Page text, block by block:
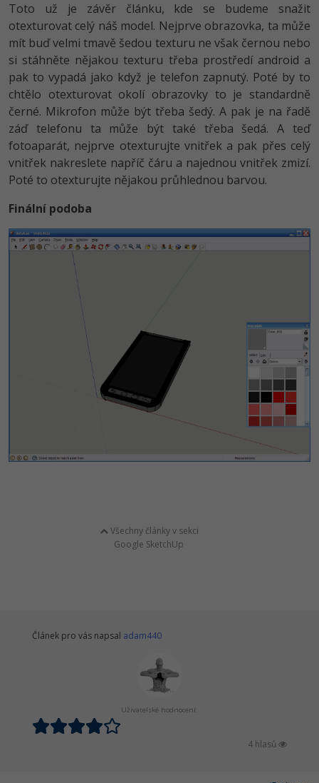
Toto už je závěr článku, kde se budeme snažit
otexturovat celý náš model. Nejprve obrazovka, ta může
mít buď velmi tmavě šedou texturu ne však černou nebo
si stáhněte nějakou texturu třeba prostředí android a
pak to vypadá jako když je telefon zapnutý. Poté by to
chtělo otexturovat okolí obrazovky to je standardně
černé. Mikrofon může být třeba šedý. A pak je na řadě
záď telefonu ta může být také třeba šedá. A teď
fotoaparát, nejprve otexturujte vnitřek a pak přes celý
vnitřek nakreslete napříč čáru a najednou vnitřek zmizí.
Poté to otexturujte nějakou průhlednou barvou.
Finální podoba
Všechny články v sekci
Google SketchUp
Článek pro vás napsal adam440
Uživatelské hodnocení:
4 hlasů